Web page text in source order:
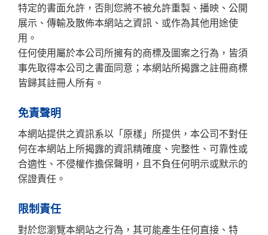
特定的書面允許，否則您將不被允許重製、播映、公開
展示、傳輸及散佈本網站之資訊、或作為其他用途使
用。
任何使用屬於本公司所擁有的商標及圖案之行為，皆須
事先取得本公司之書面同意；本網站所揭露之註冊商標
皆歸其註冊人所有。
免責聲明
本網站提供之資訊系以「原樣」所提供，本公司不對任
何在本網站上所揭露的資訊精確度、完整性、可靠性或
合適性、不侵權作擔保聲明，且不負任何明示或默示的
保證責任。
限制責任
對於您瀏覽本網站之行為，其可能產生任何直接、特